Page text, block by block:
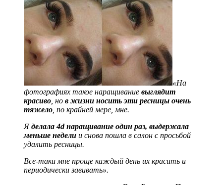
«На
фотографиях такое наращивание выглядит
красиво , но в жизни носить эти ресницы очень
тяжело , по крайней мере, мне.
Я делала 4d наращивание один раз, выдержала
меньше недели и снова пошла в салон с просьбой
удалить ресницы.
Все-таки мне проще каждый день их красить и
периодически завивать».